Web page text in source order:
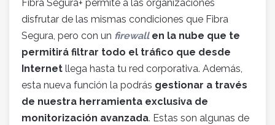
Fibra Segura+ permite a las organizaciones
disfrutar de las mismas condiciones que Fibra
Segura, pero con un firewall en la nube que te
permitirá filtrar todo el tráfico que desde
Internet llega hasta tu red corporativa. Además,
esta nueva función la podrás gestionar a través
de nuestra herramienta exclusiva de
monitorización avanzada. Estas son algunas de